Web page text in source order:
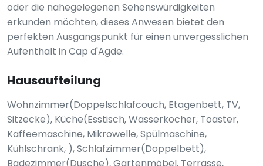
oder die nahegelegenen Sehenswürdigkeiten
erkunden möchten, dieses Anwesen bietet den
perfekten Ausgangspunkt für einen unvergesslichen
Aufenthalt in Cap d'Agde.
Hausaufteilung
Wohnzimmer(Doppelschlafcouch, Etagenbett, TV,
Sitzecke), Küche(Esstisch, Wasserkocher, Toaster,
Kaffeemaschine, Mikrowelle, Spülmaschine,
Kühlschrank, ), Schlafzimmer(Doppelbett),